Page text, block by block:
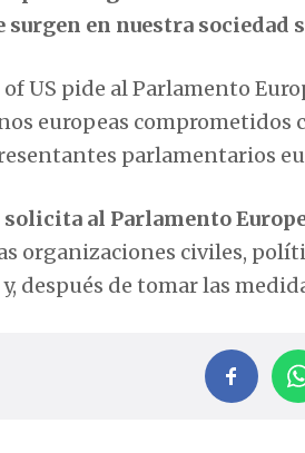
surgen en nuestra
US pide al Parlamento
europeas comprometidos
parlamentarios
solicita al Parlamento
organizaciones civiles,
después de tomar las